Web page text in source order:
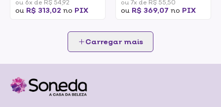
ou 6x de R$ 54,92
ou R$ 313,02 no PIX
ou 7x de R$ 55,50
ou R$ 369,07 no PIX
Carregar mais